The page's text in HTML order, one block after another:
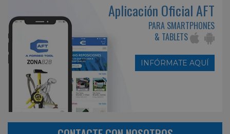
Aplicación Oficial AFT
PARA SMARTPHONES
& TABLETS
INFÓRMATE AQUÍ